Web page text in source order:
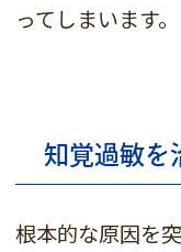
ってしまいます。
知覚過敏を
根本的な原因を